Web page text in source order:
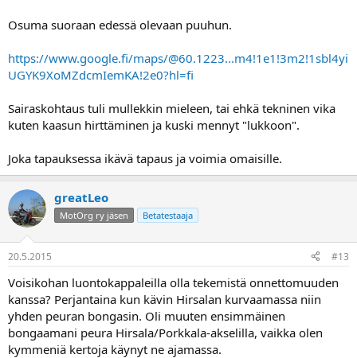
Osuma suoraan edessä olevaan puuhun.
https://www.google.fi/maps/@60.1223...m4!1e1!3m2!1sbl4yi
UGYK9XoMZdcmIemKA!2e0?hl=fi
Sairaskohtaus tuli mullekkin mieleen, tai ehkä tekninen vika
kuten kaasun hirttäminen ja kuski mennyt "lukkoon".
Joka tapauksessa ikävä tapaus ja voimia omaisille.
greatLeo
MotOrg ry jäsen Betatestaaja
20.5.2015 #13
Voisikohan luontokappaleilla olla tekemistä onnettomuuden
kanssa? Perjantaina kun kävin Hirsalan kurvaamassa niin
yhden peuran bongasin. Oli muuten ensimmäinen
bongaamani peura Hirsala/Porkkala-akselilla, vaikka olen
kymmeniä kertoja käynyt ne ajamassa.